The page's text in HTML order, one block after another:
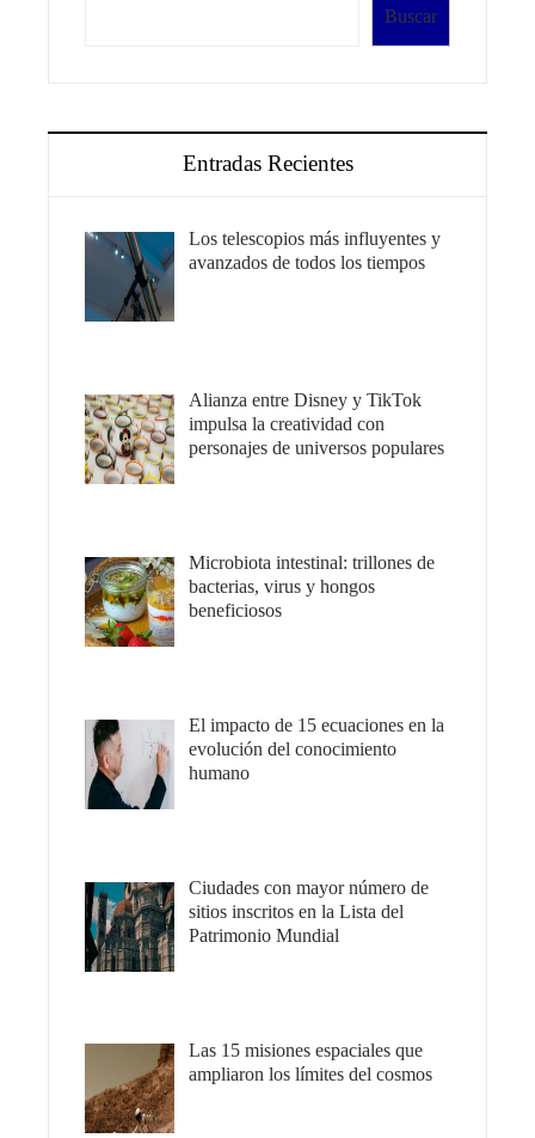
Buscar
Entradas Recientes
Los telescopios más influyentes y
avanzados de todos los tiempos
Alianza entre Disney y TikTok
impulsa la creatividad con
personajes de universos populares
Microbiota intestinal: trillones de
bacterias, virus y hongos
beneficiosos
El impacto de 15 ecuaciones en la
evolución del conocimiento
humano
Ciudades con mayor número de
sitios inscritos en la Lista del
Patrimonio Mundial
Las 15 misiones espaciales que
ampliaron los límites del cosmos